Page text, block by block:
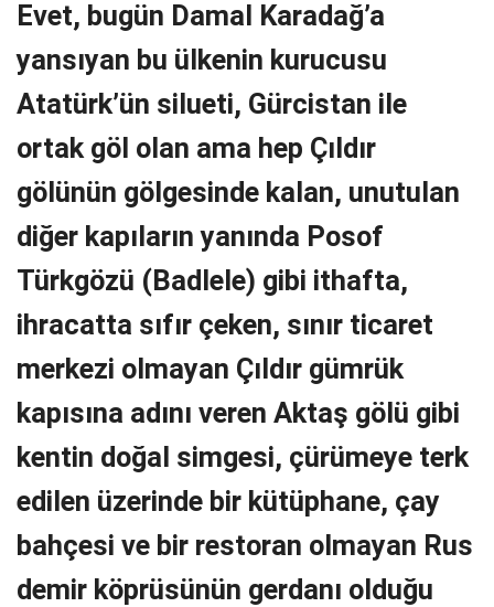
Evet, bugün Damal Karadağ’a
yansıyan bu ülkenin kurucusu
Atatürk’ün silueti, Gürcistan ile
ortak göl olan ama hep Çıldır
gölünün gölgesinde kalan, unutulan
diğer kapıların yanında Posof
Türkgözü (Badlele) gibi ithafta,
ihracatta sıfır çeken, sınır ticaret
merkezi olmayan Çıldır gümrük
kapısına adını veren Aktaş gölü gibi
kentin doğal simgesi, çürümeye terk
edilen üzerinde bir kütüphane, çay
bahçesi ve bir restoran olmayan Rus
demir köprüsünün gerdanı olduğu